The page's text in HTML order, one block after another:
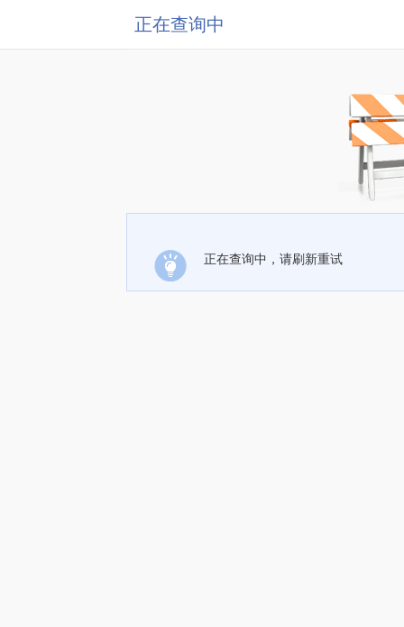
正在查询中
正在查询中，请刷新重试